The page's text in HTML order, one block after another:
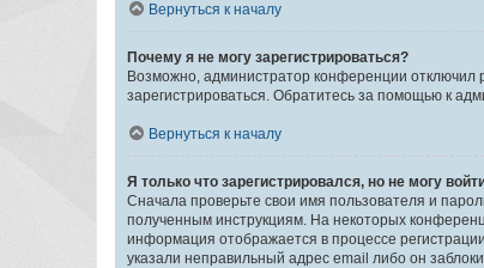
Вернуться к началу
Почему я не могу зарегистрироваться?
Возможно, администратор конференции отключил
зарегистрироваться. Обратитесь за помощью к
Вернуться к началу
Я только что зарегистрировался, но не могу
Сначала проверьте свои имя пользователя и
полученным инструкциям. На некоторых
информация отображается в процессе
указали неправильный адрес email либо он